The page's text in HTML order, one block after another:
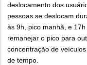
deslocamento dos
pessoas se deslocam
às 9h, pico manhã, e
remanejar o pico para
concentração de
de tempo.